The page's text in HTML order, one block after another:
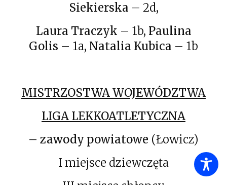
Siekierska – 2d,
Laura Traczyk – 1b, Paulina
Golis – 1a, Natalia Kubica – 1b
MISTRZOSTWA WOJEWÓDZTWA
LIGA LEKKOATLETYCZNA
– zawody powiatowe (Łowicz)
I miejsce dziewczęta